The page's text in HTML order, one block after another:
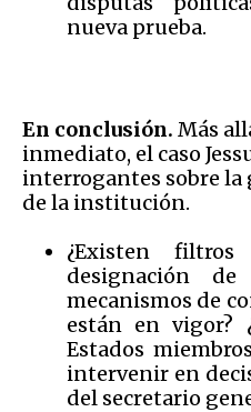
nueva prueba.
En conclusión. Más
inmediato, el caso
interrogantes sobre
de la institución.
¿Existen
designación de
mecanismos de
están en vigor?
Estados
intervenir en
del secretario